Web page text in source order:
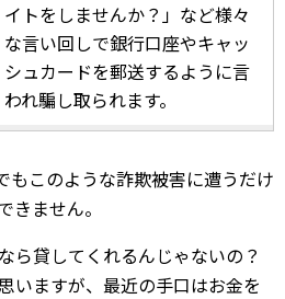
イトをしませんか？」など様々
な言い回しで銀行口座やキャッ
シュカードを郵送するように言
われ騙し取られます。
もこのような詐欺被害に遭うだけ
きません。
ら貸してくれるんじゃないの？
いますが、最近の手口はお金を